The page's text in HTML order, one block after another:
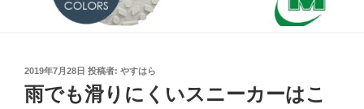
投
稿
日:
2019年7月28日 投稿者: やすはら
雨でも滑りにくいスニーカーはこ